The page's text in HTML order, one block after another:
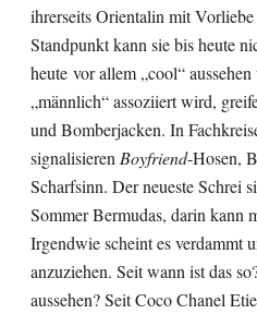
ihrerseits Orientalin mit
Standpunkt kann sie bis heute
heute vor allem „cool“
„männlich“ assoziiert wird,
und Bomberjacken. In
signalisieren Boyfriend-Hosen,
Scharfsinn. Der neueste Schrei
Sommer Bermudas, darin kann
Irgendwie scheint es verdammt
anzuziehen. Seit wann ist das
aussehen? Seit Coco Chanel